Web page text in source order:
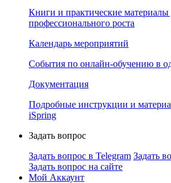
Книги и практические материалы
профессионального роста
Календарь мероприятий
События по онлайн-обучению в
Документация
Подробные инструкции и
iSpring
Задать вопрос
Задать вопрос в Telegram Задать
Задать вопрос на сайте
Мой Аккаунт